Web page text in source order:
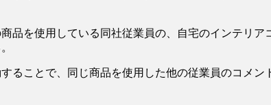
品を使用している同社従業員の、自宅のインテリ
ることで、同じ商品を使用した他の従業員のコメ